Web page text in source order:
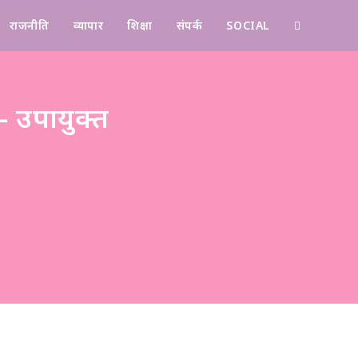
राजनीति व्यापार शिक्षा संपर्क SOCIAL
उपायुक्त
Contact